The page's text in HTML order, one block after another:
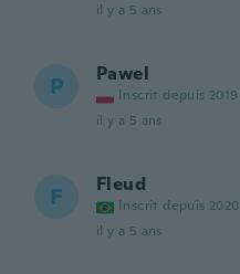
il y a 5 ans
P Pawel
Inscrit depuis 2019
il y a 5 ans
F Fleud
Inscrit depuis 2020
il y a 5 ans